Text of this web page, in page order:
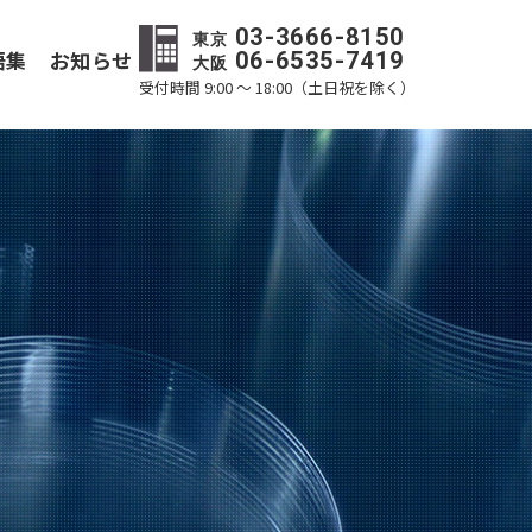
お知らせ
東京 03-3666-8150
大阪 06-6535-7419
受付時間 9:00 ～ 18:00（土日祝を除く）